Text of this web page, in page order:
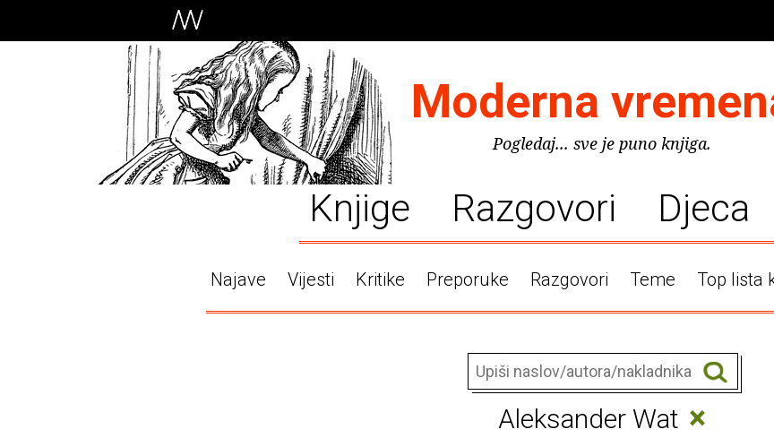
Moderna
Pogledaj... sve je puno knjiga.
Knjige Razgovori Djeca
Najave Vijesti Kritike Preporuke Razgovori Teme Top lista
Aleksander Wat ×